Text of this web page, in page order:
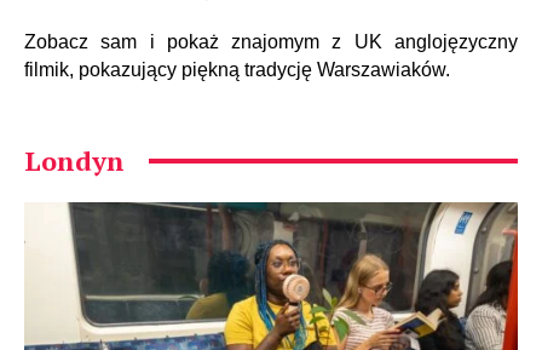
Zobacz sam i pokaż znajomym z UK anglojęzyczny
filmik, pokazujący piękną tradycję Warszawiaków.
Londyn